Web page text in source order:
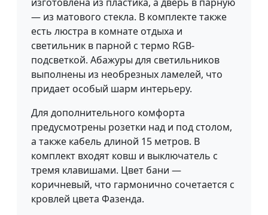
— из матового стекла. В комплекте также
есть люстра в комнате отдыха и
светильник в парной с термо RGB-
подсветкой. Абажуры для светильников
выполнены из необрезных ламелей, что
придает особый шарм интерьеру.
Для дополнительного комфорта
предусмотрены розетки над и под столом,
а также кабель длиной 15 метров. В
комплект входят ковш и выключатель с
тремя клавишами. Цвет бани —
коричневый, что гармонично сочетается с
кровлей цвета Фазенда.